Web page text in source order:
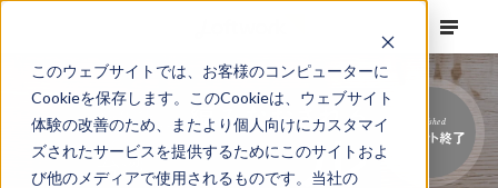
このウェブサイトでは、お客様のコンピューターに
Cookieを保存します。このCookieは、ウェブサイト
体験の改善のため、またより個人向けにカスタマイ
ズされたサービスを提供するためにこのサイトおよ
び他のメディアで使用されるものです。当社の
Finished
イベント終了